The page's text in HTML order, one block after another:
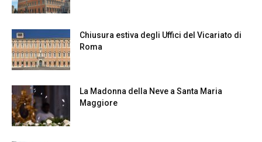
Chiusura estiva degli Uffici del Vicariato di
Roma
La Madonna della Neve a Santa Maria
Maggiore